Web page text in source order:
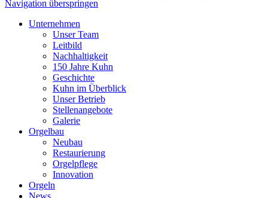
Navigation überspringen
Unternehmen
Unser Team
Leitbild
Nachhaltigkeit
150 Jahre Kuhn
Geschichte
Kuhn im Überblick
Unser Betrieb
Stellenangebote
Galerie
Orgelbau
Neubau
Restaurierung
Orgelpflege
Innovation
Orgeln
News